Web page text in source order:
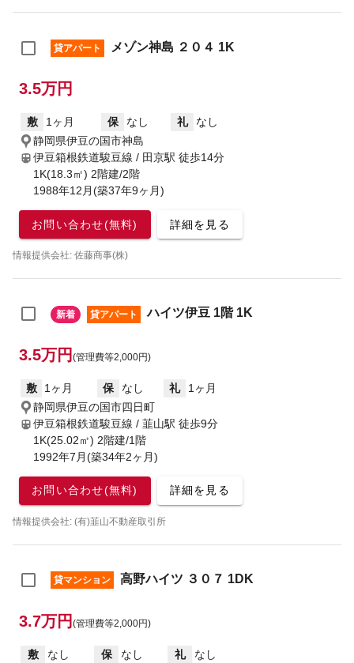
貸アパート メゾン神島 ２０４ 1K
3.5万円
敷 1ヶ月 保 なし 礼
なし
静岡県伊豆の国市神島
伊豆箱根鉄道駿豆線 / 田京駅 徒歩14分
1K(18.3㎡) 2階建/2階
1988年12月(築37年9ヶ月)
お問い合わせ(無料) 詳細を見る
情報提供会社: 佐藤商事(株)
新着 貸アパート ハイツ伊豆 1階 1K
3.5万円 (管理費等2,000円)
敷 1ヶ月 保 なし 礼
1ヶ月
静岡県伊豆の国市四日町
伊豆箱根鉄道駿豆線 / 韮山駅 徒歩9分
1K(25.02㎡) 2階建/1階
1992年7月(築34年2ヶ月)
お問い合わせ(無料) 詳細を見る
情報提供会社: (有)韮山不動産取引所
貸マンション 高野ハイツ ３０７ 1DK
3.7万円 (管理費等2,000円)
敷 なし 保 なし 礼
なし